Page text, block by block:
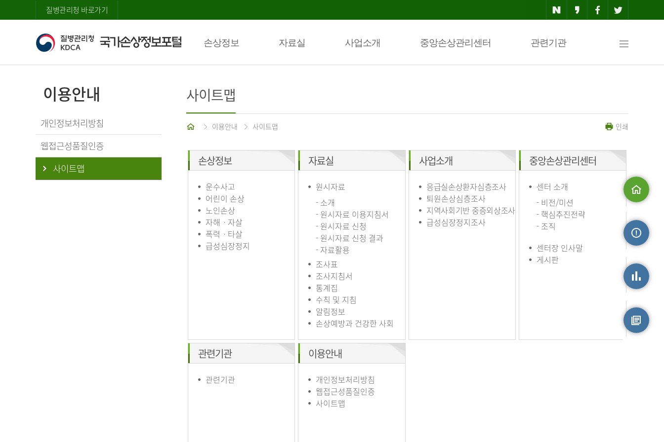
질병관리청 바로가기
손상정보 자료실 사업소개 중앙손상관리센터 관련기관
맵
이용안내
개인정보처리방침
웹접근성품질인증
사이트맵
사이트맵
홈 이용안내 사이트맵 인쇄
손상정보
운수사고
어린이 손상
노인손상
자해ㆍ자살
폭력ㆍ타살
급성심장정지
자료실
원시자료
- 소개
- 원시자료 이용지침서
- 원시자료 신청
- 원시자료 신청 결과
- 자료활용
조사표
조사지침서
통계집
수칙 및 지침
알림정보
손상예방과 건강한 사회
사업소개
응급실손상환자심층조사
퇴원손상심층조사
지역사회기반 중증외상조사
급성심장정지조사
중앙손상관리센터
센터 소개
- 비전/미션
- 핵심추진전략
- 조직
센터장 인사말
게시판
관련기관
관련기관
이용안내
개인정보처리방침
웹접근성품질인증
사이트맵
메인으로
원시자료